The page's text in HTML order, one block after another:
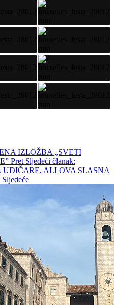
IZLOŽBA „SVETI
Pret Sljedeći članak:
ALI OVA SLASNA
Sljedeće